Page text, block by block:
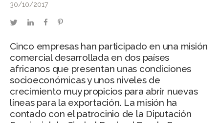
30/10/2017
twitterlinkedinfacebookpinterest
Cinco empresas han participado en una misión
comercial desarrollada en dos países
africanos que presentan unas condiciones
socioeconómicas y unos niveles de
crecimiento muy propicios para abrir nuevas
líneas para la exportación. La misión ha
contado con el patrocinio de la Diputación